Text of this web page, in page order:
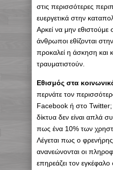
στις περισσότερες
ευεργετικά στην
Αρκεί να μην εθιστούμε
άνθρωποι εθίζονται
προκαλεί η άσκηση και
τραυματιστούν.
Εθισμός στα
περνάτε τον
Facebook ή στο Twitter;
δίκτυα δεν είναι απλά
πως ένα 10% των
Λέγεται πως ο
ανανεώνονται οι
επηρεάζει τον